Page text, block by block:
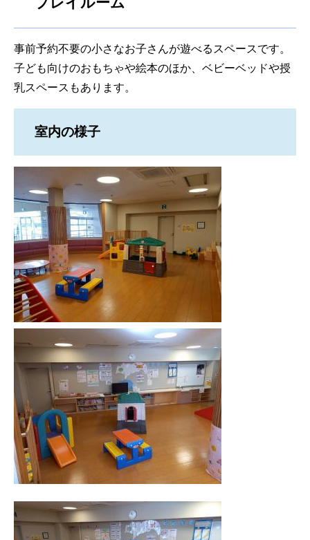
事前予約不要の小さなお子さんが遊べるスペースです。
子ども向けのおもちゃや絵本のほか、ベビーベッドや授
乳スペースもあります。
室内の様子